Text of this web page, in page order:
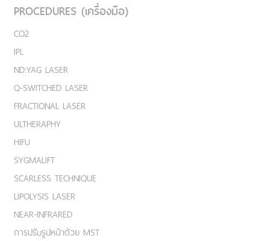
PROCEDURES (เครื่องมือ)
CO2
IPL
ND:YAG LASER
Q-SWITCHED LASER
FRACTIONAL LASER
ULTHERAPHY
HIFU
SYGMALIFT
SCARLESS TECHNIQUE
LIPOLYSIS LASER
NEAR-INFRARED
การปรับรูปหน้าด้วย MST